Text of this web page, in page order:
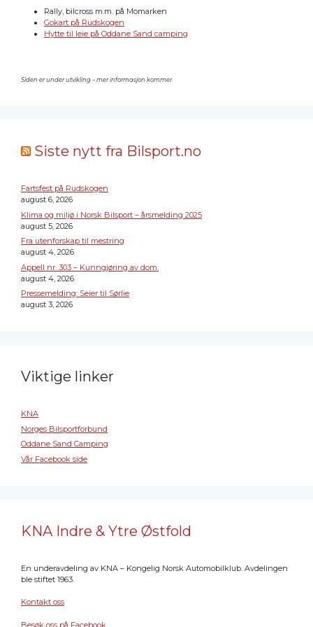
Rally, bilcross m.m. på Momarken
Gokart på Rudskogen
Hytte til leie på Oddane Sand camping
Siden er under utvikling – mer informasjon kommer
Siste nytt fra Bilsport.no
Fartsfest på Rudskogen
august 6, 2026
Klima og miljø i Norsk Bilsport – årsmelding 2025
august 5, 2026
Fra utenforskap til mestring
august 4, 2026
Appell nr. 303 – Kunngjøring av dom.
august 4, 2026
Pressemelding: Seier til Sørlie
august 3, 2026
Viktige linker
KNA
Norges Bilsportforbund
Oddane Sand Camping
Vår Facebook side
KNA Indre & Ytre Østfold
En underavdeling av KNA – Kongelig Norsk Automobilklub. Avdelingen
ble stiftet 1963.
Kontakt oss
Besøk oss på Facebook